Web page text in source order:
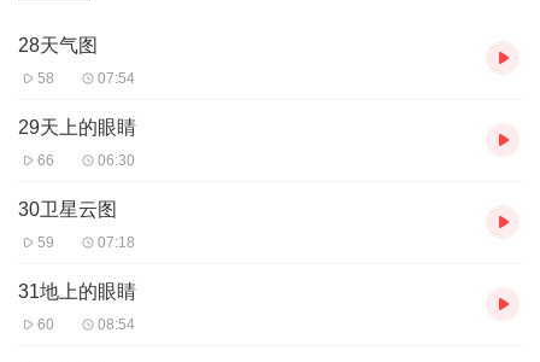
28天气图
58 07:54
29天上的眼睛
66 06:30
30卫星云图
59 07:18
31地上的眼睛
60 08:54